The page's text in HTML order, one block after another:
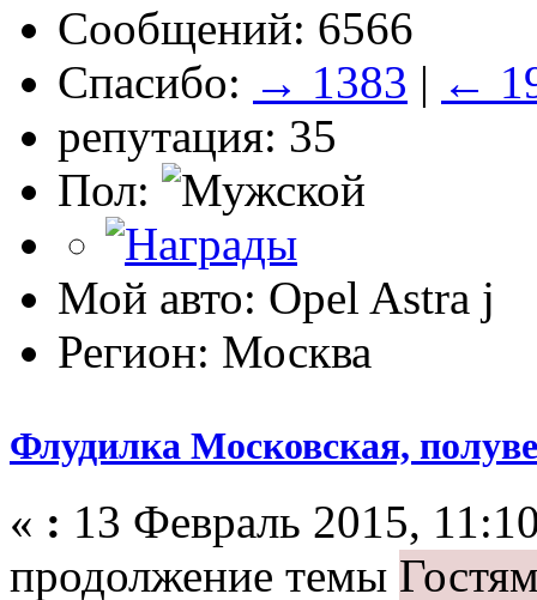
Сообщений: 6566
Спасибо: → 1383 | ←
репутация: 35
Пол:
Мой авто: Opel Astra j
Регион: Москва
Флудилка Московская,
« : 13 Февраль 2015,
продолжение темы